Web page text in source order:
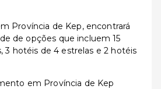
Província de Kep, encontrará
de opções que incluem 15
3 hotéis de 4 estrelas e 2 hotéis
em Província de Kep